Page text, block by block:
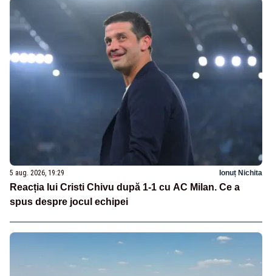
5 aug. 2026, 19:29 Ionuț Nichita
Reacția lui Cristi Chivu după 1-1 cu AC Milan. Ce a
spus despre jocul echipei